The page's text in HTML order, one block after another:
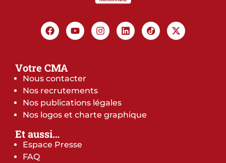
Votre CMA
Nous contacter
Nos recrutements
Nos publications légales
Nos logos et charte graphique
Et aussi…
Espace Presse
FAQ